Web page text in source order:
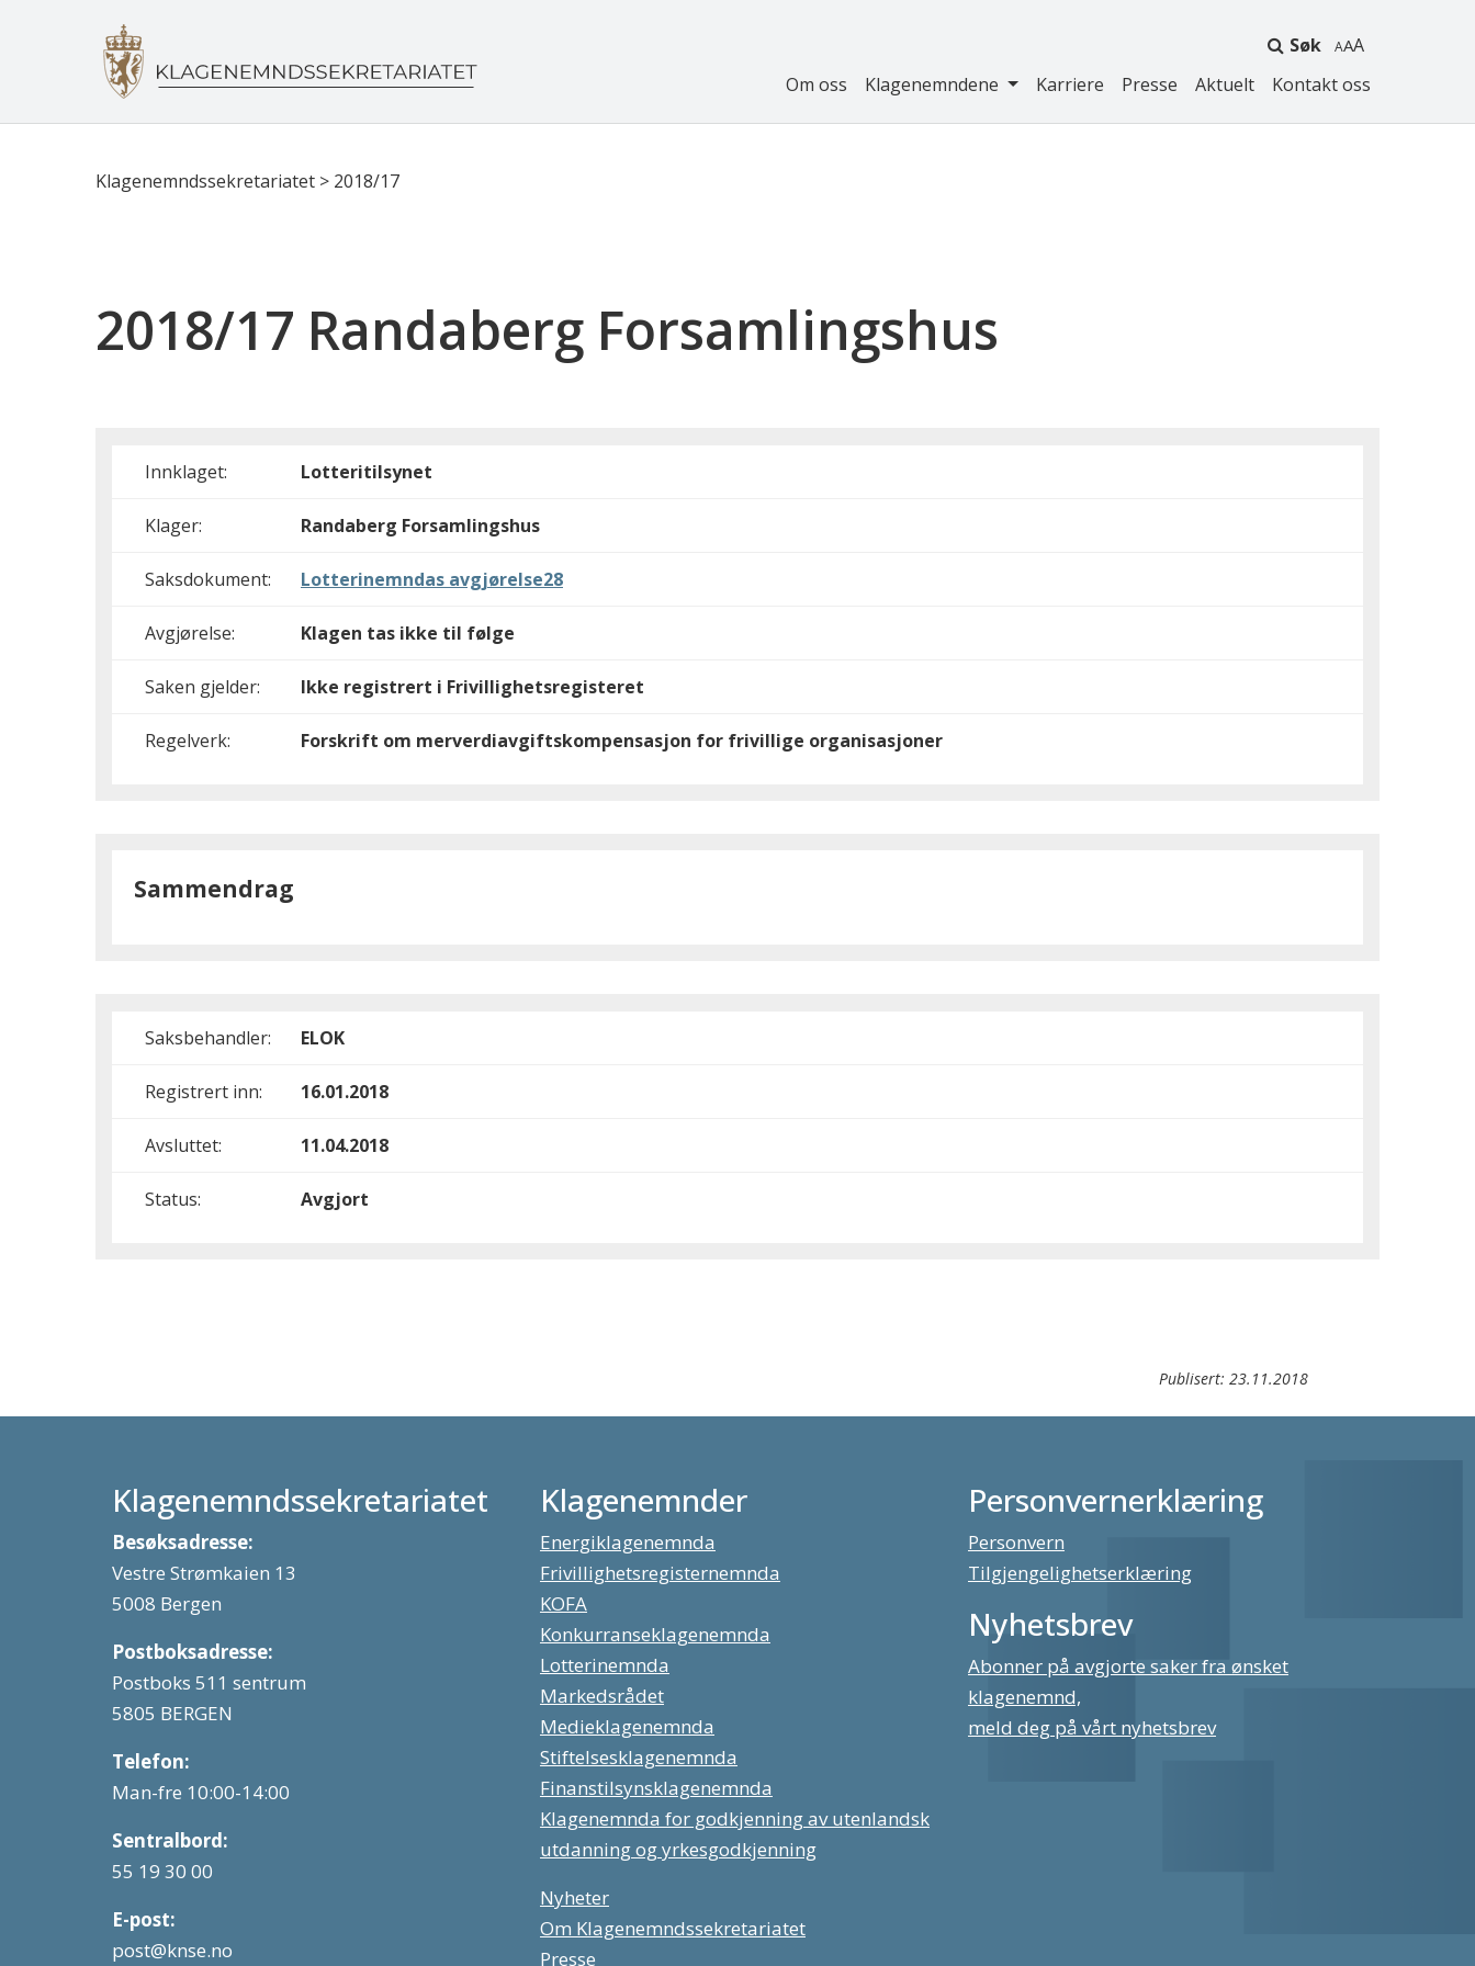
Søk A
Om oss Klagenemndene Karriere Presse Aktuelt Kontakt oss
Klagenemndssekretariatet > 2018/17
2018/17 Randaberg Forsamlingshus
Innklaget: Lotteritilsynet
Klager: Randaberg Forsamlingshus
Saksdokument: Lotterinemndas avgjørelse28
Avgjørelse: Klagen tas ikke til følge
Saken gjelder: Ikke registrert i Frivillighetsregisteret
Regelverk: Forskrift om merverdiavgiftskompensasjon for frivillige organisasjoner
Sammendrag
Saksbehandler: ELOK
Registrert inn: 16.01.2018
Avsluttet: 11.04.2018
Status: Avgjort
Publisert: 23.11.2018
Klagenemndssekretariatet
Besøksadresse:
Vestre Strømkaien 13
5008 Bergen
Postboksadresse:
Postboks 511 sentrum
5805 BERGEN
Telefon:
Man-fre 10:00-14:00
Sentralbord:
55 19 30 00
E-post:
post@knse.no
Klagenemnder
Energiklagenemnda
Frivillighetsregisternemnda
KOFA
Konkurranseklagenemnda
Lotterinemnda
Markedsrådet
Medieklagenemnda
Stiftelsesklagenemnda
Finanstilsynsklagenemnda
Klagenemnda for godkjenning av utenlandsk
utdanning og yrkesgodkjenning
Nyheter
Om Klagenemndssekretariatet
Presse
Personvernerklæring
Personvern
Tilgjengelighetserklæring
Nyhetsbrev
Abonner på avgjorte saker fra ønsket
klagenemnd,
meld deg på vårt nyhetsbrev